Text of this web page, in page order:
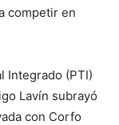
competir en
Integrado (PTI)
Lavín subrayó
con Corfo